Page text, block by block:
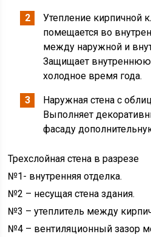
Утепление кирпичной
помещается во
между наружной и
Защищает внутреннюю
холодное время года.
Наружная стена с
Выполняет
фасаду
Трехслойная стена в разрезе
№1- внутренняя отделка.
№2 – несущая стена здания.
№3 – утеплитель между
№4 – вентиляционный зазор